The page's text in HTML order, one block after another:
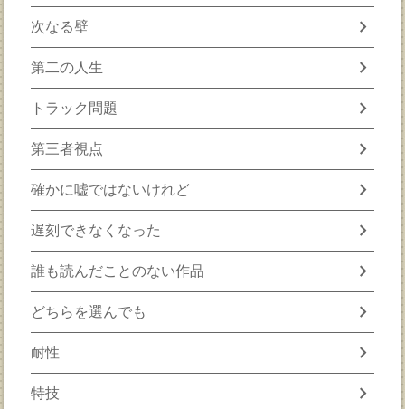
次なる壁 chevron_right
第二の人生 chevron_right
トラック問題 chevron_right
第三者視点 chevron_right
確かに嘘ではないけれど chevron_right
遅刻できなくなった chevron_right
誰も読んだことのない作品 chevron_right
どちらを選んでも chevron_right
耐性 chevron_right
特技 chevron_right